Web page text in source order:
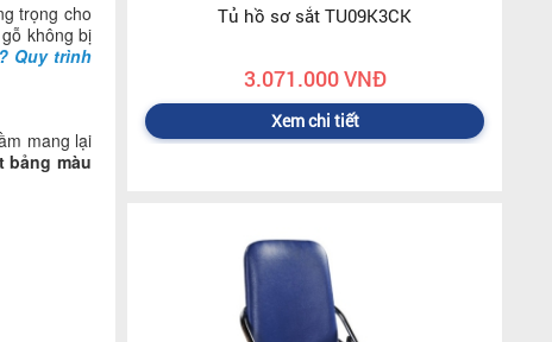
trọng cho
không bị
Quy trình
mang lại
bảng màu
Tủ hồ sơ sắt TU09K3CK
3.071.000 VNĐ
Xem chi tiết